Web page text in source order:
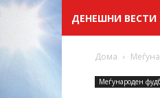
ДЕНЕШНИ ВЕСТИ
Дома
Меѓународен